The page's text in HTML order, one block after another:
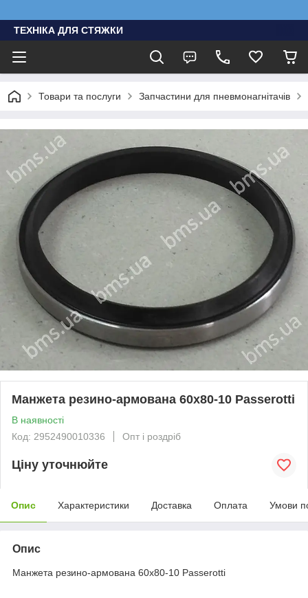
ТЕХНІКА ДЛЯ СТЯЖКИ
Товари та послуги Запчастини для пневмонагнітачів
Манжета резино-армована 60х80-10 Passerotti
В наявності
Код: 2952490010336
Опт і роздріб
Ціну уточнюйте
Опис Характеристики Доставка Оплата Умови
Опис
Манжета резино-армована 60х80-10 Passerotti